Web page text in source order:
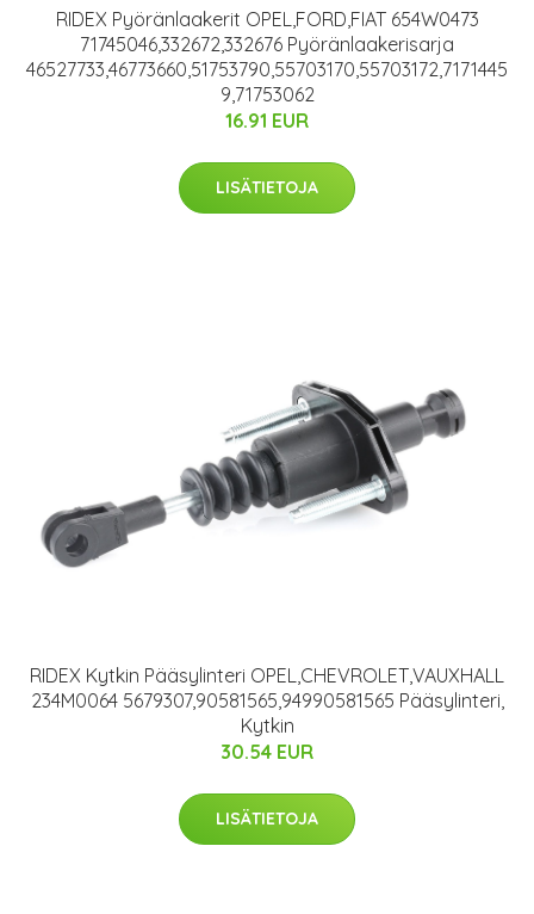
RIDEX Pyöränlaakerit OPEL,FORD,FIAT 654W0473
71745046,332672,332676 Pyöränlaakerisarja
46527733,46773660,51753790,55703170,55703172,7171445
9,71753062
16.91 EUR
LISÄTIETOJA
RIDEX Kytkin Pääsylinteri OPEL,CHEVROLET,VAUXHALL
234M0064 5679307,90581565,94990581565 Pääsylinteri,
Kytkin
30.54 EUR
LISÄTIETOJA